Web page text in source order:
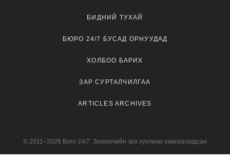
БИДНИЙ ТУХАЙ
БЮРО 24/7 БУСАД ОРНУУДАД
ХОЛБОО БАРИХ
ЗАР СУРТАЛЧИЛГАА
ARTICLES ARCHIVES
© 2011–2026 Buro 24/7. Зохиогчийн эрх хуулиар хамгаалагдсан